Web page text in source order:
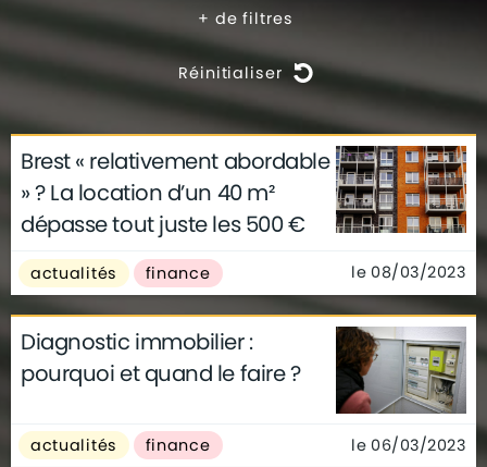
+ de filtres
Réinitialiser
actualités architecture
archives
conseils
déco finance
gouvernement
infographie
insolite
métier
technologie
Brest « relativement abordable
» ? La location d’un 40 m²
dépasse tout juste les 500 €
actualités finance le 08/03/2023
Diagnostic immobilier :
pourquoi et quand le faire ?
actualités finance le 06/03/2023